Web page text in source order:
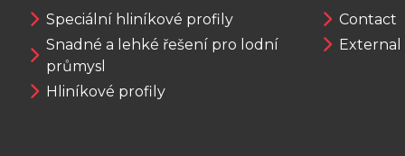
Speciální hliníkové profily
Snadné a lehké řešení pro lodní
průmysl
Hliníkové profily
Contact
External